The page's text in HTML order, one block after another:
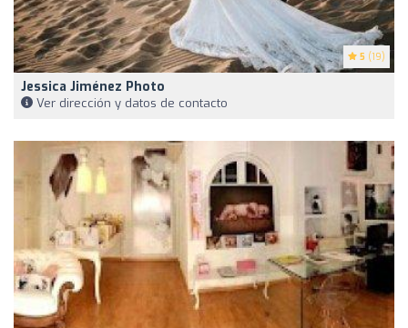
5 (19)
Jessica Jiménez Photo
Ver dirección y datos de contacto